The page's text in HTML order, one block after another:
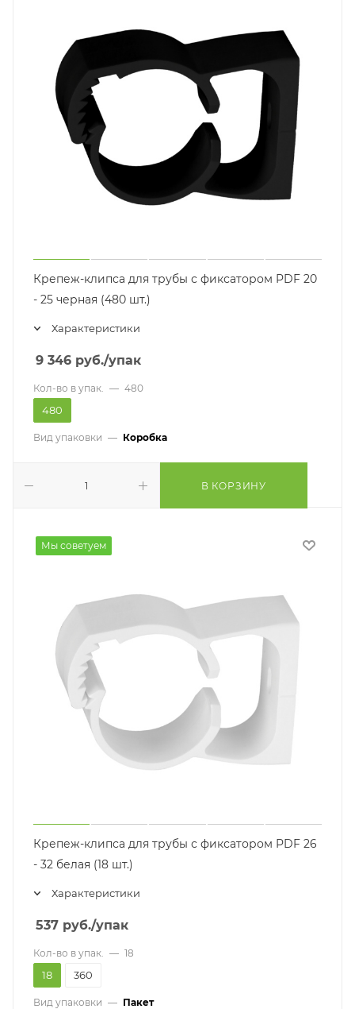
Крепеж-клипса для трубы с фиксатором PDF 20
- 25 черная (480 шт.)
Характеристики
9 346 руб./упак
Кол-во в упак. — 480
480
Вид упаковки — Коробка
В КОРЗИНУ
Мы советуем
Крепеж-клипса для трубы с фиксатором PDF 26
- 32 белая (18 шт.)
Характеристики
537 руб./упак
Кол-во в упак. — 18
18 360
Вид упаковки — Пакет